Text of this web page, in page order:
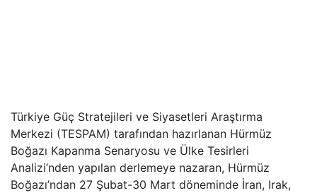
Türkiye Güç Stratejileri ve Siyasetleri Araştırma
Merkezi (TESPAM) tarafından hazırlanan Hürmüz
Boğazı Kapanma Senaryosu ve Ülke Tesirleri
Analizi’nden yapılan derlemeye nazaran, Hürmüz
Boğazı’ndan 27 Şubat-30 Mart döneminde​​​​​​​ İran, Irak,